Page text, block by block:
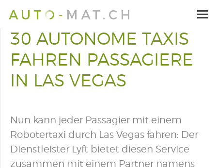
30 AUTONOME TAXIS
FAHREN PASSAGIERE
IN LAS VEGAS
Nun kann jeder Passagier mit einem
Robotertaxi durch Las Vegas fahren: Der
Dienstleister Lyft bietet diesen Service
zusammen mit einem Partner namens